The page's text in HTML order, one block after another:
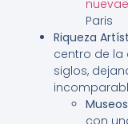
Paris
Riqueza
centro de la
siglos,
con